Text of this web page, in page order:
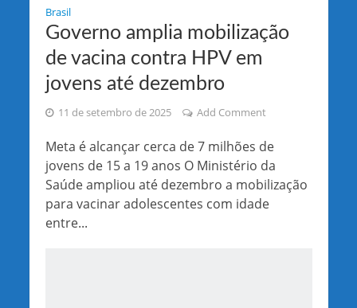
Brasil
Governo amplia mobilização
de vacina contra HPV em
jovens até dezembro
11 de setembro de 2025 Add Comment
Meta é alcançar cerca de 7 milhões de
jovens de 15 a 19 anos O Ministério da
Saúde ampliou até dezembro a mobilização
para vacinar adolescentes com idade
entre...